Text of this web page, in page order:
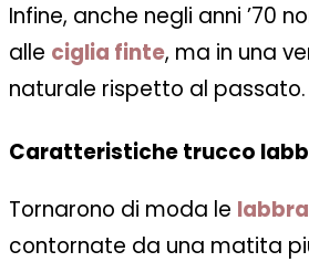
Infine, anche negli anni ’70
alle ciglia finte, ma in una
naturale rispetto al passato.
Caratteristiche trucco
Tornarono di moda le
contornate da una matita